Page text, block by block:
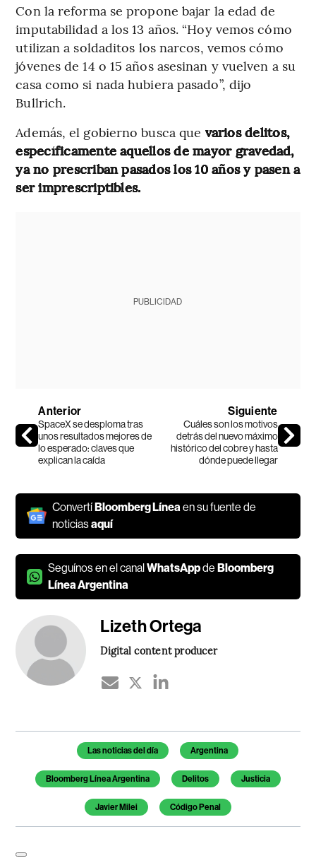
Con la reforma se propone bajar la edad de
imputabilidad a los 13 años. “Hoy vemos cómo
utilizan a soldaditos los narcos, vemos cómo
jóvenes de 14 o 15 años asesinan y vuelven a su
casa como si nada hubiera pasado”, dijo
Bullrich.
Además, el gobierno busca que varios delitos,
específicamente aquellos de mayor gravedad,
ya no prescriban pasados los 10 años y pasen a
ser imprescriptibles.
PUBLICIDAD
Anterior
SpaceX se desploma tras
unos resultados mejores de
lo esperado: claves que
explican la caída
Siguiente
Cuáles son los motivos
detrás del nuevo máximo
histórico del cobre y hasta
dónde puede llegar
ConvertíBloomberg Línea en su fuente de
noticiasaquí
Seguínos en el canalWhatsAppdeBloomberg
Línea Argentina
Lizeth Ortega
Digital content producer
Temas de este artículo
Las noticias del día Argentina
Bloomberg Línea Argentina Delitos Justicia
Javier Milei Código Penal